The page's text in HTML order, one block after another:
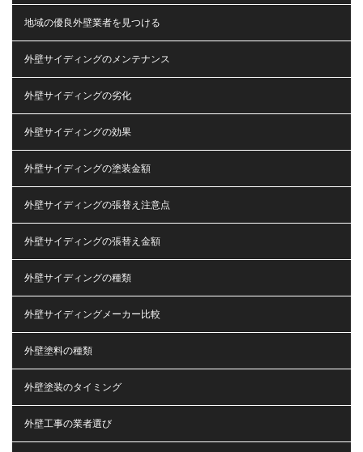
地域の優良外壁業者を見つける
外壁サイディングのメンテナンス
外壁サイディングの劣化
外壁サイディングの効果
外壁サイディングの塗装金額
外壁サイディングの張替え注意点
外壁サイディングの張替え金額
外壁サイディングの種類
外壁サイディングメーカー比較
外壁塗料の種類
外壁塗装のタイミング
外壁工事の業者選び